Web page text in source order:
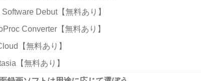
Software Debut【無料あり】
Converter【無料あり】
【無料あり】
【無料あり】